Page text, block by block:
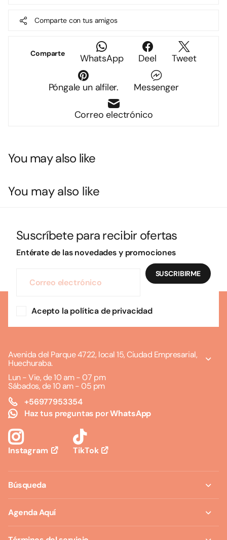
Comparte con tus amigos
Comparte WhatsApp Deel Tweet
Póngale un alfiler. Messenger
Correo electrónico
You may also like
You may also like
Suscríbete para recibir ofertas
Entérate de las novedades y promociones
SUSCRIBIRME
Acepto la política de privacidad
Avenida del Parque 4722, local 15, Ciudad Empresarial,
Huechuraba.
Lun - Vie, de 10 am - 07 pm
Sábados, de 10 am - 05 pm
+56977953354
Haz tus preguntas porWhatsApp
Instagram TikTok
Búsqueda
Agenda Aquí